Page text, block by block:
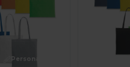
Personalize-o!